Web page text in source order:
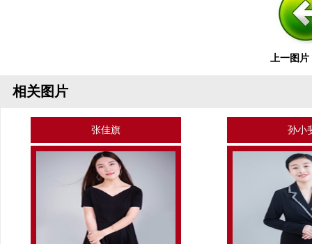
上一图
相关图片
张佳旗 孙小